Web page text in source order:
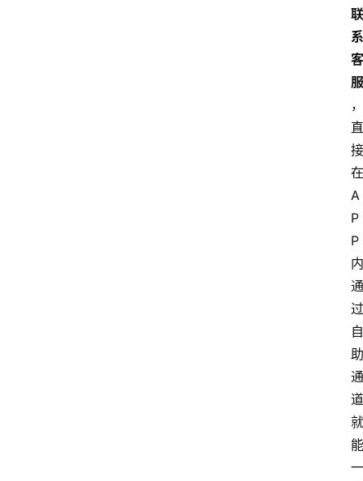
联
系
客
服
，
直
接
在
A
P
P
内
通
过
自
助
通
道
就
能
一